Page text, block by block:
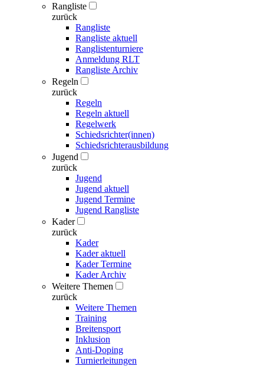
Rangliste
zurück
Rangliste
Rangliste aktuell
Ranglistenturniere
Anmeldung RLT
Rangliste Archiv
Regeln
zurück
Regeln
Regeln aktuell
Regelwerk
Schiedsrichter(innen)
Schiedsrichterausbildung
Jugend
zurück
Jugend
Jugend aktuell
Jugend Termine
Jugend Rangliste
Kader
zurück
Kader
Kader aktuell
Kader Termine
Kader Archiv
Weitere Themen
zurück
Weitere Themen
Training
Breitensport
Inklusion
Anti-Doping
Turnierleitungen